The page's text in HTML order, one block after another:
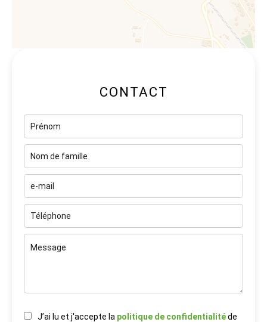
CONTACT
J’ai lu et j'accepte la politique de confidentialitéde